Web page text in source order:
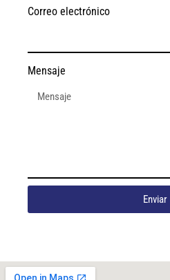
Correo electrónico
Mensaje
Enviar